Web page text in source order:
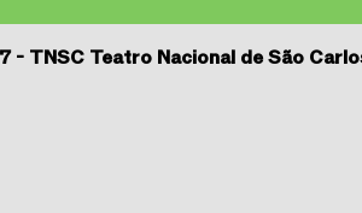
- TNSC Teatro Nacional de São